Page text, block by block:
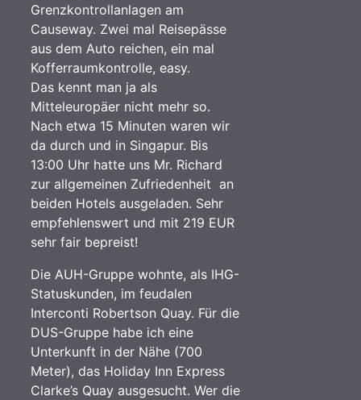
Grenzkontrollanlagen am
Causeway. Zwei mal Reisepässe
aus dem Auto reichen, ein mal
Kofferraumkontrolle, easy.
Das kennt man ja als
Mitteleuropäer nicht mehr so.
Nach etwa 15 Minuten waren wir
da durch und in Singapur. Bis
13:00 Uhr hatte uns Mr. Richard
zur allgemeinen Zufriedenheit an
beiden Hotels ausgeladen. Sehr
empfehlenswert und mit 219 EUR
sehr fair bepreist!
Die AUH-Gruppe wohnte, als IHG-
Statuskunden, im feudalen
Interconti Robertson Quay. Für die
DUS-Gruppe habe ich eine
Unterkunft in der Nähe (700
Meter), das Holiday Inn Express
Clarke’s Quay ausgesucht. Wer die